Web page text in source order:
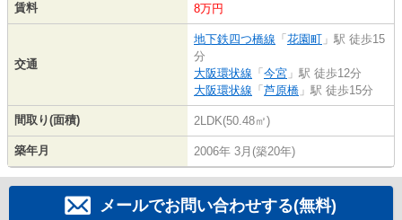
賃料 8万円
交通
地下鉄四つ橋線 「 花園町 」駅 徒歩15
分
大阪環状線 「 今宮 」駅 徒歩12分
大阪環状線 「 芦原橋 」駅 徒歩15分
間取り(面積) 2LDK(50.48㎡)
築年月 2006年 3月(築20年)
メールでお問い合わせする(無料)